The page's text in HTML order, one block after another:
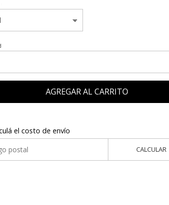
AGREGAR AL CARRITO
el costo de envío
CALCULAR